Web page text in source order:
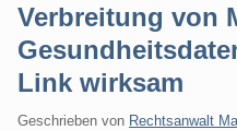
Verbreitung von
Link wirksam
Geschrieben von Rechtsanwalt